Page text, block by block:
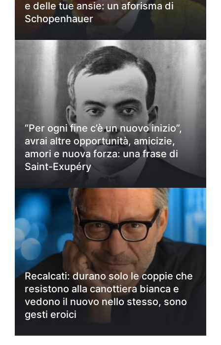
e delle tue ansie: un aforisma di
Schopenhauer
“Per ogni fine c’è un nuovo inizio”,
avrai altre opportunità, amicizie,
amori e nuova forza: una frase di
Saint-Exupéry
Recalcati: durano solo le coppie che
resistono alla canottiera bianca e
vedono il nuovo nello stesso, sono
gesti eroici